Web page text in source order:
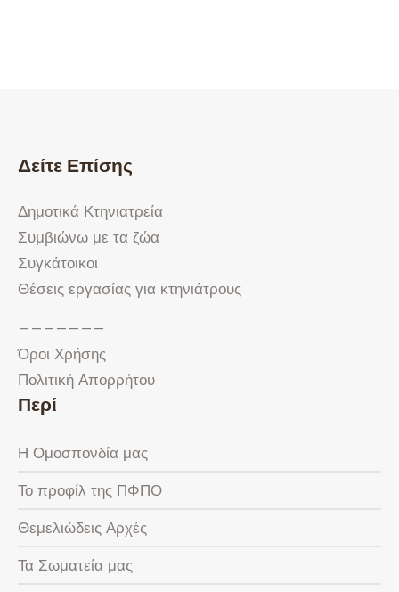
Δείτε Επίσης
Δημοτικά Κτηνιατρεία
Συμβιώνω με τα ζώα
Συγκάτοικοι
Θέσεις εργασίας για κτηνιάτρους
———————
Όροι Χρήσης
Πολιτική Απορρήτου
Περί
Η Ομοσπονδία μας
Το προφίλ της ΠΦΠΟ
Θεμελιώδεις Αρχές
Τα Σωματεία μας